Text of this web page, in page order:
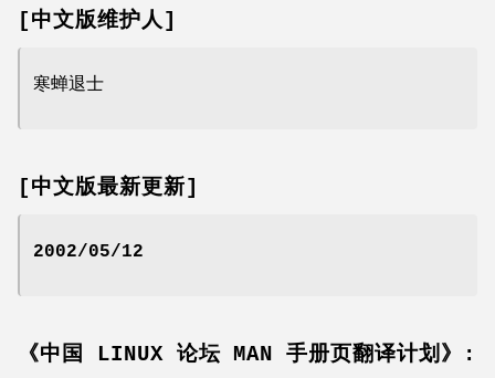
[中文版维护人]
寒蝉退士
[中文版最新更新]
2002/05/12
《中国 LINUX 论坛 MAN 手册页翻译计划》: